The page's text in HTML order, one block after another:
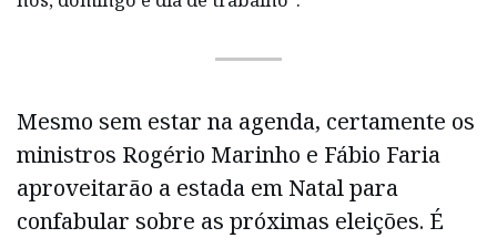
Mesmo sem estar na agenda, certamente os
ministros Rogério Marinho e Fábio Faria
aproveitarão a estada em Natal para
confabular sobre as próximas eleições. É